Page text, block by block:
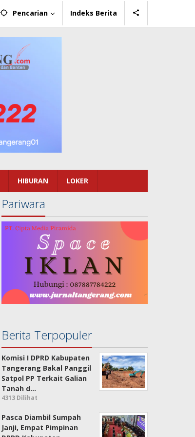
Pencarian Indeks Berita
HIBURAN LOKER
Pariwara
Berita Terpopuler
Komisi I DPRD Kabupaten
Tangerang Bakal Panggil
Satpol PP Terkait Galian
Tanah d…
4313 Dilihat
Pasca Diambil Sumpah
Janji, Empat Pimpinan